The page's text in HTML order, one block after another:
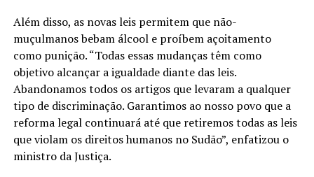
Além disso, as novas leis permitem que não-
muçulmanos bebam álcool e proíbem açoitamento
como punição. “Todas essas mudanças têm como
objetivo alcançar a igualdade diante das leis.
Abandonamos todos os artigos que levaram a qualquer
tipo de discriminação. Garantimos ao nosso povo que a
reforma legal continuará até que retiremos todas as leis
que violam os direitos humanos no Sudão”, enfatizou o
ministro da Justiça.